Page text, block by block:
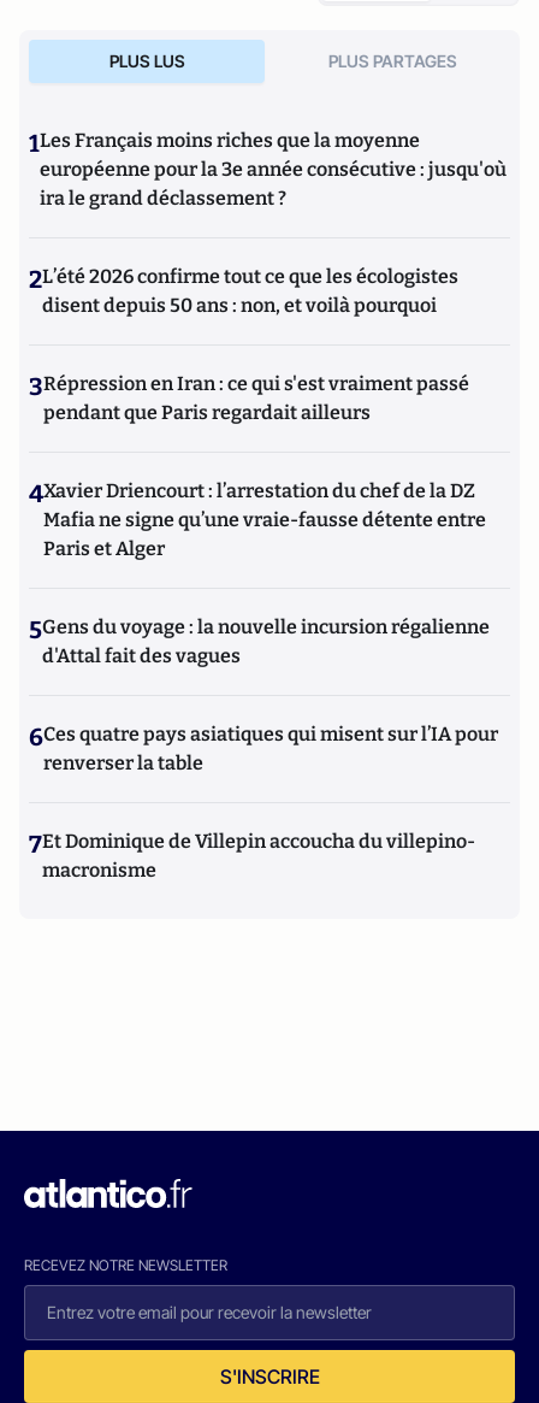
PLUS LUS PLUS PARTAGES
1Les Français moins riches que la moyenne
européenne pour la 3e année consécutive : jusqu'où
ira le grand déclassement ?
2L’été 2026 confirme tout ce que les écologistes
disent depuis 50 ans : non, et voilà pourquoi
3Répression en Iran : ce qui s'est vraiment passé
pendant que Paris regardait ailleurs
4Xavier Driencourt : l’arrestation du chef de la DZ
Mafia ne signe qu’une vraie-fausse détente entre
Paris et Alger
5Gens du voyage : la nouvelle incursion régalienne
d'Attal fait des vagues
6Ces quatre pays asiatiques qui misent sur l’IA pour
renverser la table
7Et Dominique de Villepin accoucha du villepino-
macronisme
RECEVEZ NOTRE NEWSLETTER
S'INSCRIRE